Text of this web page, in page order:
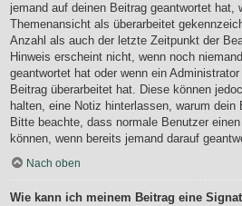
jemand auf deinen Beitrag geantwortet hat,
Themenansicht als überarbeitet
Anzahl als auch der letzte Zeitpunkt der
Hinweis erscheint nicht, wenn noch
geantwortet hat oder wenn ein
Beitrag überarbeitet hat. Diese können
halten, eine Notiz hinterlassen, warum dein
Bitte beachte, dass normale Benutzer
können, wenn bereits jemand darauf
Nach oben
Wie kann ich meinem Beitrag eine